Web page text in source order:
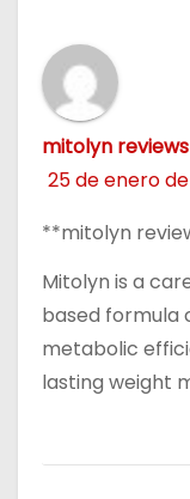
s
mitolyn reviews
25 de enero
**mitolyn
Mitolyn is a
based formula
metabolic
lasting weight